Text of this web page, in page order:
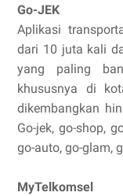
Go-JEK
Aplikasi
dari 10 juta kali
yang paling
khususnya di
dikembangkan
Go-jek, go-shop,
go-auto, go-glam,
MyTelkomsel